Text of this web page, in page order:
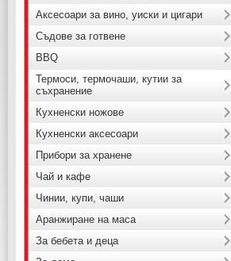
Аксесоари за вино, уиски и цигари
Съдове за готвене
BBQ
Термоси, термочаши, кутии за
съхранение
Кухненски ножове
Кухненски аксесоари
Прибори за хранене
Чай и кафе
Чинии, купи, чаши
Аранжиране на маса
За бебета и деца